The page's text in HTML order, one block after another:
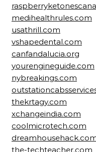
medihealthrules.com
usathrill.com
vshapedental.com
canfandalucia.org
yourengineguide.com
nybreakings.com
thekrtagy.com
xchangeindia.com
coolmicrotech.com
the-techteacher.com